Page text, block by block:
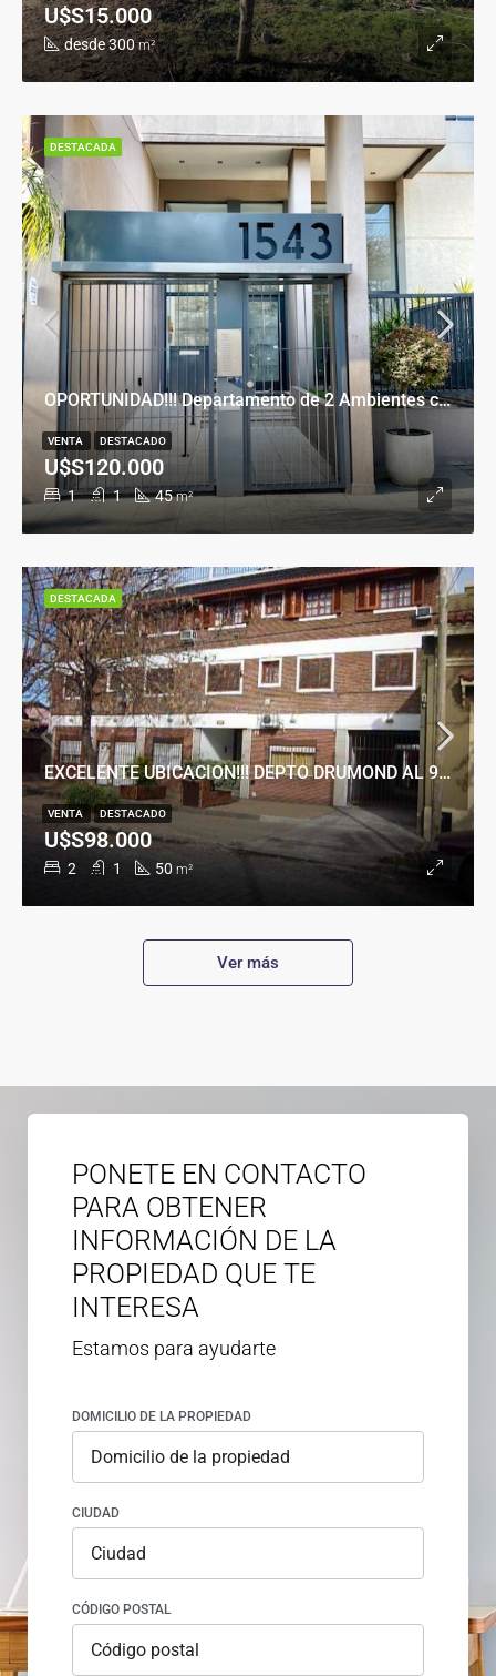
desde 300 m²
U$S15.000
OPORTUNIDAD!!! Departamento de 2 Ambientes con Cochera en Banfield Este
1 1 45 m²
U$S120.000
VENTA DESTACADO
DESTACADA
EXCELENTE UBICACION!!! DEPTO DRUMOND AL 900
2 1 50 m²
U$S98.000
VENTA DESTACADO
DESTACADA
Ver más
PONETE EN CONTACTO
PARA OBTENER
INFORMACIÓN DE LA
PROPIEDAD QUE TE
INTERESA
Estamos para ayudarte
DOMICILIO DE LA PROPIEDAD
CIUDAD
CÓDIGO POSTAL